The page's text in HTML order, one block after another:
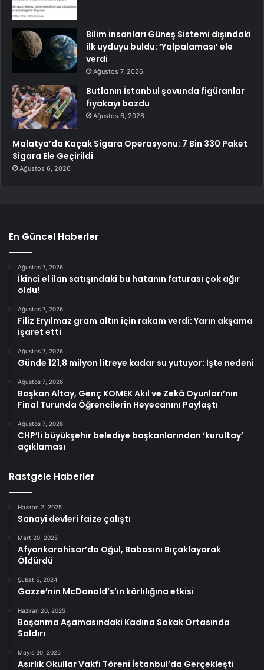
Bilim insanları Güneş Sistemi dışındaki
ilk uyduyu buldu: ‘Yalpalaması’ ele
verdi
Ağustos 7, 2026
Butlanın İstanbul şovunda figüranlar
fiyakayı bozdu
Ağustos 6, 2026
Malatya’da Kaçak Sigara Operasyonu: 7 Bin 330 Paket
Sigara Ele Geçirildi
Ağustos 6, 2026
En Güncel Haberler
Ağustos 7, 2026
İkinci el ilan satışındaki bu hatanın faturası çok ağır
oldu!
Ağustos 7, 2026
Filiz Eryılmaz gram altın için rakam verdi: Yarın akşama
işaret etti
Ağustos 7, 2026
Günde 121,8 milyon litreye kadar su yutuyor: İşte nedeni
Ağustos 7, 2026
Başkan Altay, Genç KOMEK Akıl ve Zekâ Oyunları’nın
Final Turunda Öğrencilerin Heyecanını Paylaştı
Ağustos 7, 2026
CHP’li büyükşehir belediye başkanlarından ‘kurultay’
açıklaması
Rastgele Haberler
Haziran 2, 2025
Sanayi devleri faize çalıştı
Mart 20, 2025
Afyonkarahisar’da Oğul, Babasını Bıçaklayarak
Öldürdü
Şubat 5, 2024
Gazze’nin McDonald’s’ın kârlılığına etkisi
Haziran 20, 2025
Boşanma Aşamasındaki Kadına Sokak Ortasında
Saldırı
Mayıs 30, 2025
Asırlık Okullar Vakfı Töreni İstanbul’da Gerçekleşti